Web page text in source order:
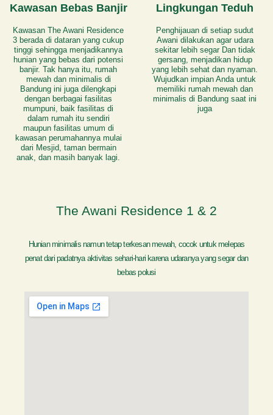
Kawasan Bebas Banjir
Kawasan The Awani Residence
3 berada di dataran yang cukup
tinggi sehingga menjadikannya
hunian yang bebas dari potensi
banjir. Tak hanya itu, rumah
mewah dan minimalis di
Bandung ini juga dilengkapi
dengan berbagai fasilitas
mumpuni, baik fasilitas di
dalam rumah itu sendiri
maupun fasilitas umum di
kawasan perumahannya mulai
dari Mesjid, taman bermain
anak, dan masih banyak lagi.
Lingkungan Teduh
Penghijauan di setiap sudut
Awani dilakukan agar udara
sekitar lebih segar Dan tidak
gersang, menjadikan hidup
yang lebih sehat dan nyaman.
Wujudkan impian Anda untuk
memiliki rumah mewah dan
minimalis di Bandung saat ini
juga
The Awani Residence 1 & 2
Hunian minimalis namun tetap terkesan mewah, cocok untuk melepas
penat dari padatnya aktivitas sehari-hari karena udaranya yang segar dan
bebas polusi